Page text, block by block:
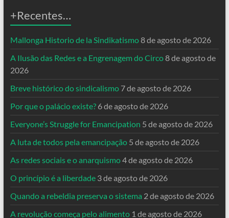
+Recentes…
Mallonga Historio de la Sindikatismo8 de agosto de 2026
A Ilusão das Redes e a Engrenagem do Circo8 de agosto de
2026
Breve histórico do sindicalismo 7 de agosto de 2026
Por que o palácio existe? 6 de agosto de 2026
Everyone’s Struggle for Emancipation 5 de agosto de 2026
A luta de todos pela emancipação 5 de agosto de 2026
As redes sociais e o anarquismo4 de agosto de 2026
O princípio é a liberdade 3 de agosto de 2026
Quando a rebeldia preserva o sistema 2 de agosto de 2026
A revolução começa pelo alimento 1 de agosto de 2026